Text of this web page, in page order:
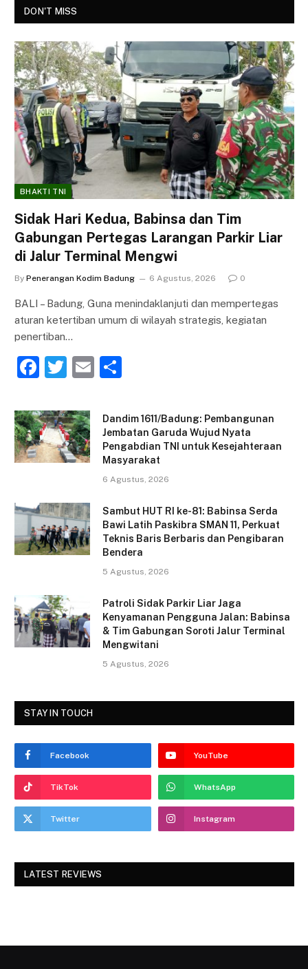
DON'T MISS
BHAKTI TNI
Sidak Hari Kedua, Babinsa dan Tim
Gabungan Pertegas Larangan Parkir Liar
di Jalur Terminal Mengwi
By Penerangan Kodim Badung 6 Agustus, 2026 0
BALI – Badung, Guna menindaklanjuti dan mempertegas
aturan ketertiban umum di wilayah strategis, kegiatan
penertiban…
F
c
e
b
o
k
T
itt
er
E
ai ar
e
Dandim 1611/Badung: Pembangunan
Jembatan Garuda Wujud Nyata
Pengabdian TNI untuk Kesejahteraan
Masyarakat
6 Agustus, 2026
Sambut HUT RI ke-81: Babinsa Serda
Bawi Latih Paskibra SMAN 11, Perkuat
Teknis Baris Berbaris dan Pengibaran
Bendera
5 Agustus, 2026
Patroli Sidak Parkir Liar Jaga
Kenyamanan Pengguna Jalan: Babinsa
& Tim Gabungan Soroti Jalur Terminal
Mengwitani
5 Agustus, 2026
STAY IN TOUCH
Facebook YouTube
TikTok WhatsApp
Twitter Instagram
LATEST REVIEWS